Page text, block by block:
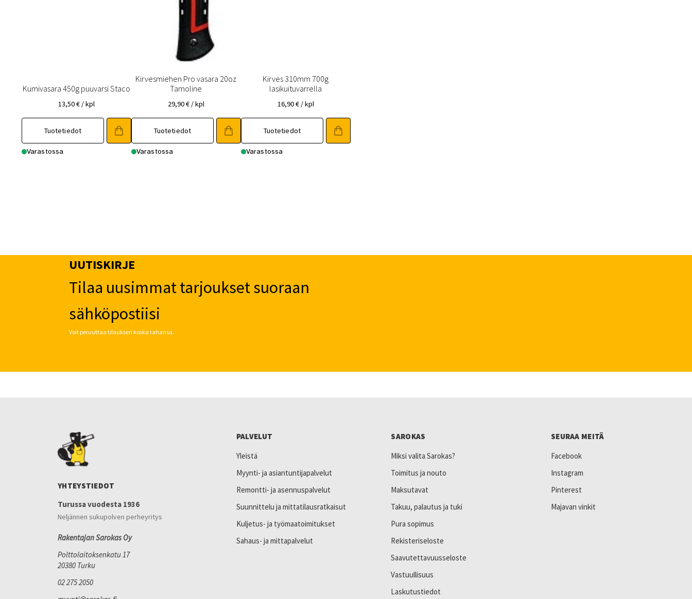
Kumivasara 450g puuvarsi Staco
13,50€ / kpl
Tuotetiedot
Varastossa
Kirvesmiehen Pro vasara 20oz
Tamoline
29,90€ / kpl
Tuotetiedot
Varastossa
Kirves 310mm 700g
lasikuituvarrella
16,90€ / kpl
Tuotetiedot
Varastossa
UUTISKIRJE
Tilaa uusimmat tarjoukset suoraan
sähköpostiisi
Voit peruuttaa tilauksen koska tahansa.
YHTEYSTIEDOT
Turussa vuodesta 1936
Neljännen sukupolven perheyritys
Rakentajan Sarokas Oy
Polttolaitoksenkatu 17
20380 Turku
02 275 2050
PALVELUT
Yleistä
Myynti- ja asiantuntijapalvelut
Remontti- ja asennuspalvelut
Suunnittelu ja mittatilausratkaisut
Kuljetus- ja työmaatoimitukset
Sahaus- ja mittapalvelut
SAROKAS
Miksi valita Sarokas?
Toimitus ja nouto
Maksutavat
Takuu, palautus ja tuki
Pura sopimus
Rekisteriseloste
Saavutettavuusseloste
Vastuullisuus
Laskutustiedot
SEURAA MEITÄ
Facebook
Instagram
Pinterest
Majavan vinkit